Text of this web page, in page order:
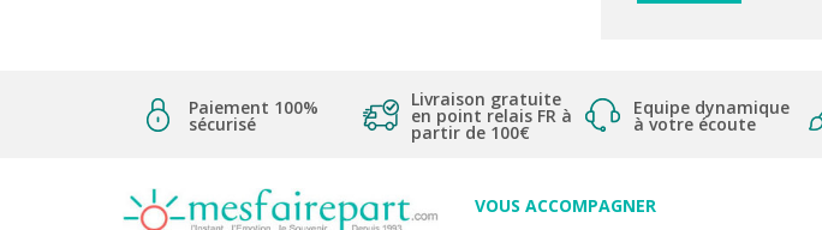
Paiement 100%
sécurisé
Livraison gratuite
en point relais FR à
partir de 100€
Equipe dynamique
à votre écoute
VOUS ACCOMPAGNER